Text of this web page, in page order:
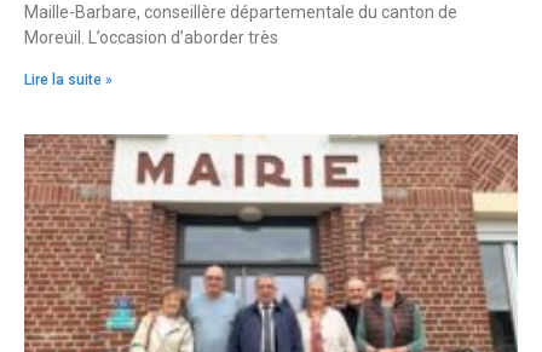
Maille-Barbare, conseillère départementale du canton de
Moreuil. L’occasion d’aborder très
Lire la suite »